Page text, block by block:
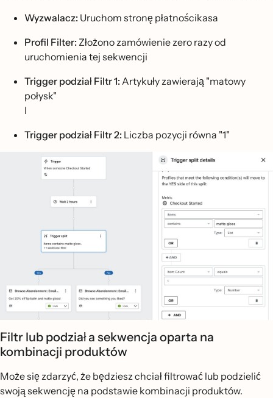
Wyzwalacz: Uruchom stronę płatnościkasa
Profil Filter: Złożono zamówienie zero razy od
uruchomienia tej sekwencji
Trigger podział Filtr 1: Artykuły zawierają "matowy
połysk"
I
Trigger podział Filtr 2: Liczba pozycji równa "1"
Filtr lub podział a sekwencja oparta na
kombinacji produktów
Może się zdarzyć, że będziesz chciał filtrować lub podzielić
swoją sekwencję na podstawie kombinacji produktów.